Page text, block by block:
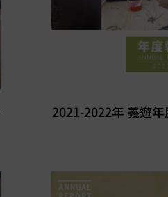
2021-2022年 義遊